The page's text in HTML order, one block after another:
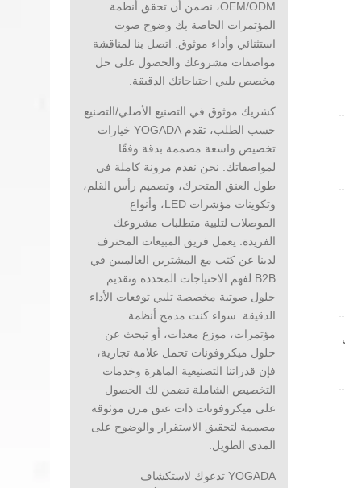
OEM/ODM، نضمن أن تحقق أنظمة
المؤتمرات الخاصة بك وضوح صوت
استثنائي وأداء موثوق. اتصل بنا لمناقشة
مواصفات مشروعك والحصول على حل
مخصص يلبي احتياجاتك الدقيقة.
كشريك موثوق في التصنيع الأصلي/التصنيع
حسب الطلب، تقدم YOGADA خيارات
تخصيص واسعة مصممة بدقة وفقًا
لمواصفاتك. نحن نقدم مرونة كاملة في
طول العنق المتحرك، وتصميم رأس القلم،
وتكوينات مؤشرات LED، وأنواع
الموصلات لتلبية متطلبات مشروعك
الفريدة. يعمل فريق المبيعات المحترف
لدينا عن كثب مع المشترين العالميين في
B2B لفهم الاحتياجات المحددة وتقديم
حلول صوتية مخصصة تلبي توقعات الأداء
الدقيقة. سواء كنت مدمج أنظمة
مؤتمرات، موزع معدات، أو تبحث عن
حلول ميكروفونات تحمل علامة تجارية،
فإن قدراتنا التصنيعية الماهرة وخدمات
التخصيص الشاملة تضمن لك الحصول
على ميكروفونات ذات عنق مرن موثوقة
مصممة لتحقيق الاستقرار والوضوح على
المدى الطويل.
YOGADA تدعوك لاستكشاف